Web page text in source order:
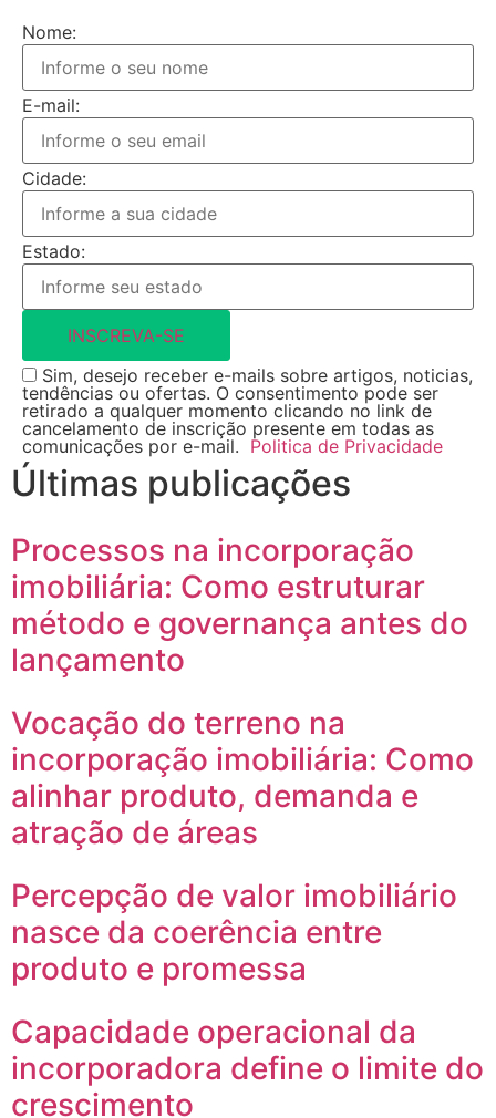
Nome:
E-mail:
Cidade:
Estado:
INSCREVA-SE
Sim, desejo receber e-mails sobre artigos, noticias,
tendências ou ofertas. O consentimento pode ser
retirado a qualquer momento clicando no link de
cancelamento de inscrição presente em todas as
comunicações por e-mail. Politica de Privacidade
Últimas publicações
Processos na incorporação
imobiliária: Como estruturar
método e governança antes do
lançamento
Vocação do terreno na
incorporação imobiliária: Como
alinhar produto, demanda e
atração de áreas
Percepção de valor imobiliário
nasce da coerência entre
produto e promessa
Capacidade operacional da
incorporadora define o limite do
crescimento